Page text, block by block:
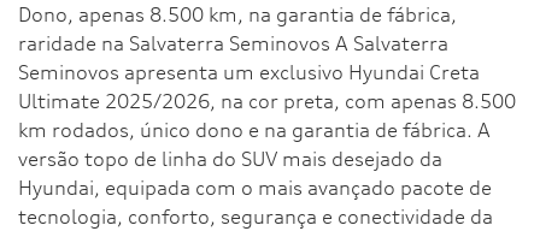
Dono, apenas 8.500 km, na garantia de fábrica,
raridade na Salvaterra Seminovos A Salvaterra
Seminovos apresenta um exclusivo Hyundai Creta
Ultimate 2025/2026, na cor preta, com apenas 8.500
km rodados, único dono e na garantia de fábrica. A
versão topo de linha do SUV mais desejado da
Hyundai, equipada com o mais avançado pacote de
tecnologia, conforto, segurança e conectividade da